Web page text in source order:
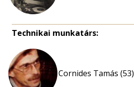
Technikai munkatárs:
Cornides Tamás (53)